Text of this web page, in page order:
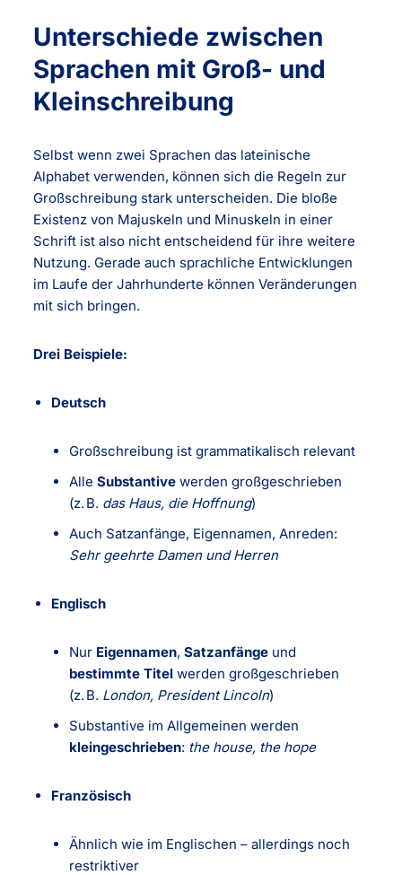
Unterschiede zwischen
Sprachen mit Groß- und
Kleinschreibung
Selbst wenn zwei Sprachen das lateinische
Alphabet verwenden, können sich die Regeln zur
Großschreibung stark unterscheiden. Die bloße
Existenz von Majuskeln und Minuskeln in einer
Schrift ist also nicht entscheidend für ihre weitere
Nutzung. Gerade auch sprachliche Entwicklungen
im Laufe der Jahrhunderte können Veränderungen
mit sich bringen.
Drei Beispiele:
Deutsch
Großschreibung ist grammatikalisch relevant
AlleSubstantive werden großgeschrieben
(z. B. das Haus, die Hoffnung)
Auch Satzanfänge, Eigennamen, Anreden:
Sehr geehrte Damen und Herren
Englisch
Nur Eigennamen,Satzanfänge und
bestimmte Titel werden großgeschrieben
(z. B. London, President Lincoln)
Substantive im Allgemeinen werden
kleingeschrieben: the house, the hope
Französisch
Ähnlich wie im Englischen – allerdings noch
restriktiver